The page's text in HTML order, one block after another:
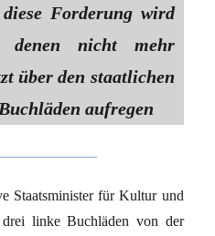
Forderung wird
denen nicht mehr
über den staatlichen
aufregen
Staatsminister für Kultur und
linke Buchläden von der